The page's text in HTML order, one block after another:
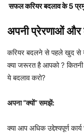
सफल करियर बदलाव के 5
अपनी प्रेरणाओं और
करियर बदलने से पहले खुद से
क्या जरूरत है आपको ?
ये बदलाव करो?
अपना “क्यों” समझें:
क्या आप अधिक उद्देश्यपूर्ण